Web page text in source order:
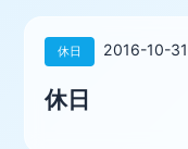
休日 2016-10-
休日